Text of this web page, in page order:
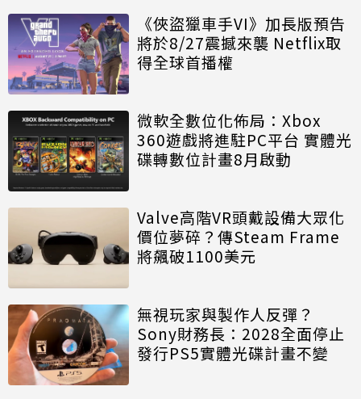
《俠盜獵車手VI》加長版預告
將於8/27震撼來襲 Netflix取
得全球首播權
微軟全數位化佈局：Xbox
360遊戲將進駐PC平台 實體光
碟轉數位計畫8月啟動
Valve高階VR頭戴設備大眾化
價位夢碎？傳Steam Frame
將飆破1100美元
無視玩家與製作人反彈？
Sony財務長：2028全面停止
發行PS5實體光碟計畫不變